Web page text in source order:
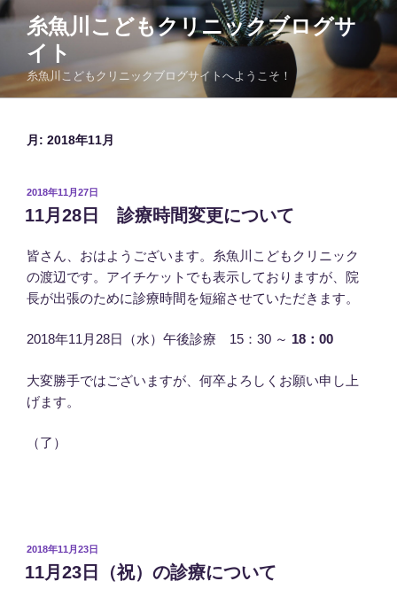
コ
ン
ツ
糸魚川こどもクリニックブログサ
イト
糸魚川こどもクリニックブログサイトへようこそ！
月: 2018年11月
投
稿
日:
2018年11月27日
11月28日 診療時間変更について
皆さん、おはようございます。糸魚川こどもクリニック
の渡辺です。アイチケットでも表示しておりますが、院
長が出張のために診療時間を短縮させていただきます。
2018年11月28日（水）午後診療 15：30 ～ 18：00
大変勝手ではございますが、何卒よろしくお願い申し上
げます。
（了）
投
稿
日:
2018年11月23日
11月23日（祝）の診療について